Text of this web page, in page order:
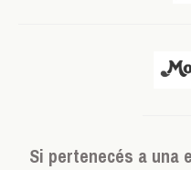
Si pertenecés a una